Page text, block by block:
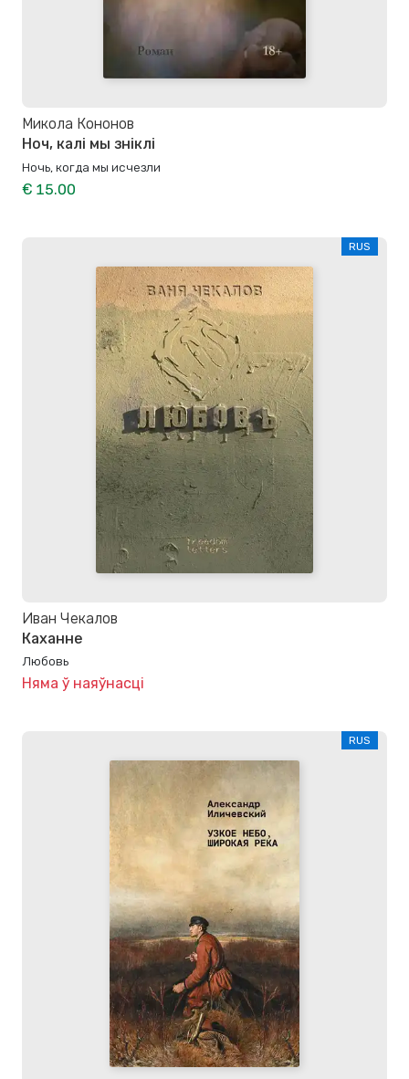
Микола Кононов
Ноч, калі мы зніклі
Ночь, когда мы исчезли
€ 15.00
RUS
Иван Чекалов
Каханне
Любовь
Няма ў наяўнасці
RUS